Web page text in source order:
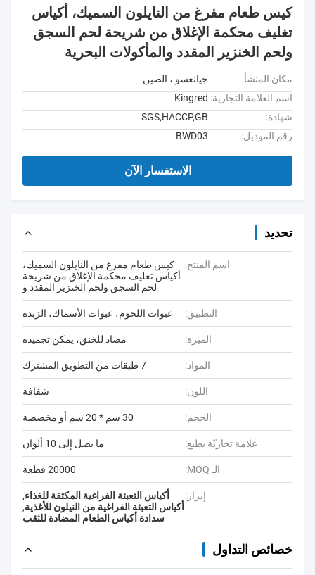
كيس طعام مفرغ من النايلون السميك، أكياس
تغليف محكمة الإغلاق من شريحة لحم السجق
ولحم الخنزير المقدد والمأكولات البحرية
مكان المنشأ:
جيانغسو ، الصين
اسم العلامة التجارية: Kingred
شهادة:
SGS,HACCP,GB
رقم الموديل:
BWD03
الاستفسار الآن
تحديد
اسم المنتج:
كيس طعام مفرغ من النايلون السميك،
أكياس تغليف محكمة الإغلاق من شريحة
لحم السجق ولحم الخنزير المقدد و
التطبيق: عبوات اللحوم، عبوات الأسماك، الزبدة
الميزة: مضاد للخنق، يمكن تجميده
المواد: 7 طبقات من التطويق المشترك
اللون: شفافة
الحجم: 30 سم * 20 سم أو مخصصة
علامة تجاريّة يطبع: ما يصل إلى 10 ألوان
الـ MOQ: 20000 قطعة
إبراز: أكياس التعبئة الفراغية المكثفة للغذاء,
أكياس التعبئة الفراغية من النيلون للأغذية,
سدادة أكياس الطعام المضادة للثقب
خصائص التداول